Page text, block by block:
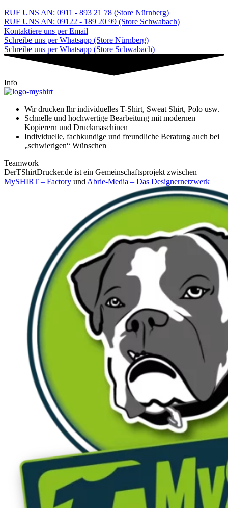
RUF UNS AN: 0911 - 893 21 78 (Store Nürnberg)
RUF UNS AN: 09122 - 189 20 99 (Store Schwabach)
Kontaktiere uns per Email
Schreibe uns per Whatsapp (Store Nürnberg)
Schreibe uns per Whatsapp (Store Schwabach)
Info
Wir drucken Ihr individuelles T-Shirt, Sweat Shirt, Polo usw.
Schnelle und hochwertige Bearbeitung mit modernen
Kopierern und Druckmaschinen
Individuelle, fachkundige und freundliche Beratung auch bei
„schwierigen“ Wünschen
Teamwork
DerTShirtDrucker.de ist ein Gemeinschaftsprojekt zwischen
MySHIRT – Factory und Abrie-Media – Das Designernetzwerk